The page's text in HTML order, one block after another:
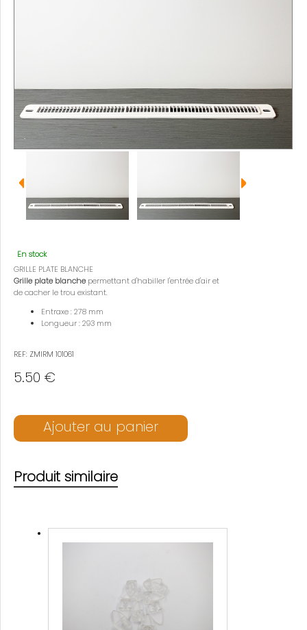
En stock
GRILLE PLATE BLANCHE
Grille plate blanche permettant d'habiller l'entrée d'air et
de cacher le trou existant.
Entraxe : 278 mm
Longueur : 293 mm
REF: ZMIRM 101061
5.50 €
Ajouter au panier
Produit similaire